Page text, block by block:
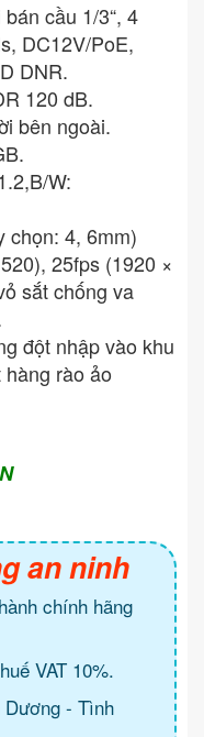
cầu 1/3“, 4
DC12V/PoE,
DNR.
120 dB.
bên ngoài.
,B/W:
chọn: 4, 6mm)
25fps (1920 ×
sắt chống va
đột nhập vào khu
rào ảo
an ninh
chính hãng
VAT 10%.
- Tình